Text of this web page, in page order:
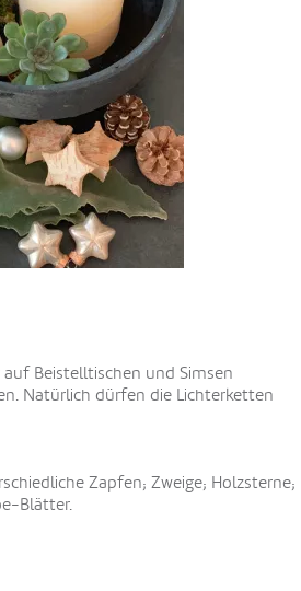
Beistelltischen und Simsen
Natürlich dürfen die Lichterketten
Zapfen; Zweige; Holzsterne;
Blätter.